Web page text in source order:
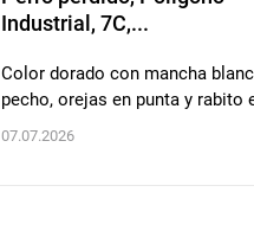
Industrial, 7C,...
Color dorado con mancha
pecho, orejas en punta y rabito
07.07.2026